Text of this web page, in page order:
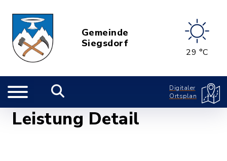
Gemeinde
Siegsdorf
29 °C
Digitaler
Ortsplan
Leistung Detail